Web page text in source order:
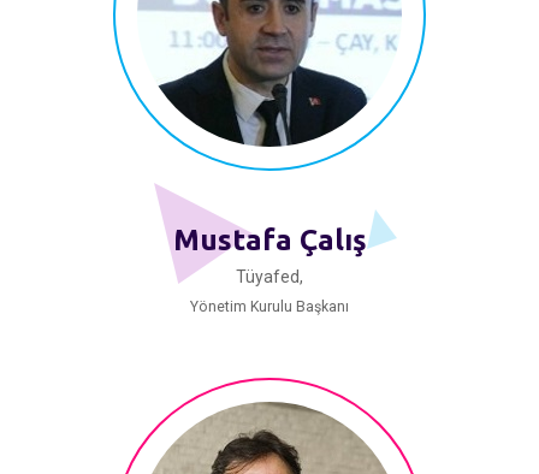
Mustafa Çalış
Tüyafed,
Yönetim Kurulu Başkanı